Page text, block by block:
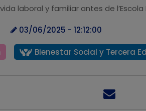
laboral y familiar antes de l’Escola
03/06/2025 - 12:12:00
Bienestar Social y Tercera